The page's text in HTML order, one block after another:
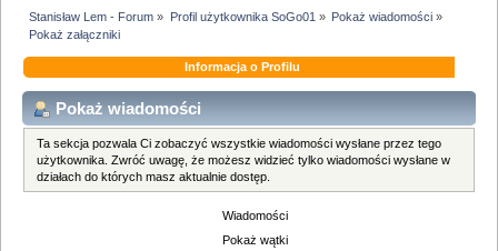
Stanisław Lem - Forum » Profil użytkownika SoGo01 » Pokaż wiadomości»
Pokaż załączniki
Informacja o Profilu
Pokaż wiadomości
Ta sekcja pozwala Ci zobaczyć wszystkie wiadomości wysłane przez tego
użytkownika. Zwróć uwagę, że możesz widzieć tylko wiadomości wysłane w
działach do których masz aktualnie dostęp.
Wiadomości
Pokaż wątki